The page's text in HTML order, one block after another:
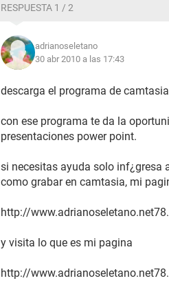
RESPUESTA 1 / 2
adrianoseletano
30 abr 2010 a las 17:43
descarga el programa de
con ese programa te da la
presentaciones power point.
si necesitas ayuda solo inf¿gresa
como grabar en camtasia, mi
http://
y visita lo que es mi pagina
http://